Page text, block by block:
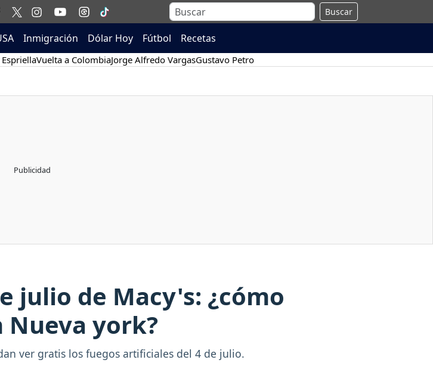
Buscar
Inmigración Dólar Hoy Fútbol Recetas
Vuelta a ColombiaJorge Alfredo VargasGustavo Petro
julio de Macy's: ¿cómo
york?
ver gratis los fuegos artificiales del 4 de julio.